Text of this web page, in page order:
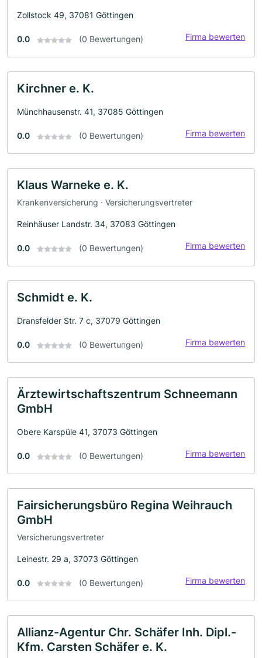
Zollstock 49, 37081 Göttingen
0.0 (0 Bewertungen) Firma bewerten
Kirchner e. K.
Münchhausenstr. 41, 37085 Göttingen
0.0 (0 Bewertungen) Firma bewerten
Klaus Warneke e. K.
Krankenversicherung · Versicherungsvertreter
Reinhäuser Landstr. 34, 37083 Göttingen
0.0 (0 Bewertungen) Firma bewerten
Schmidt e. K.
Dransfelder Str. 7 c, 37079 Göttingen
0.0 (0 Bewertungen) Firma bewerten
Ärztewirtschaftszentrum Schneemann
GmbH
Obere Karspüle 41, 37073 Göttingen
0.0 (0 Bewertungen) Firma bewerten
Fairsicherungsbüro Regina Weihrauch
GmbH
Versicherungsvertreter
Leinestr. 29 a, 37073 Göttingen
0.0 (0 Bewertungen) Firma bewerten
Allianz-Agentur Chr. Schäfer Inh. Dipl.-
Kfm. Carsten Schäfer e. K.